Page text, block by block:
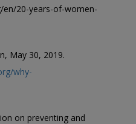
en/20-years-of-women-
May 30, 2019.
why-
on preventing and